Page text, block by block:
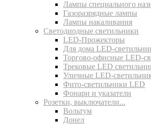
Лампы специального
Газоразрядные лампы
Лампы накаливания
Светодиодные светильники
LED-Прожекторы
Для дома LED-
Торгово-офисные LED-
Трековые LED
Уличные LED-
Фито-светильники LED
Фонари и указатели
Розетки, выключатели...
Вольтум
Донел